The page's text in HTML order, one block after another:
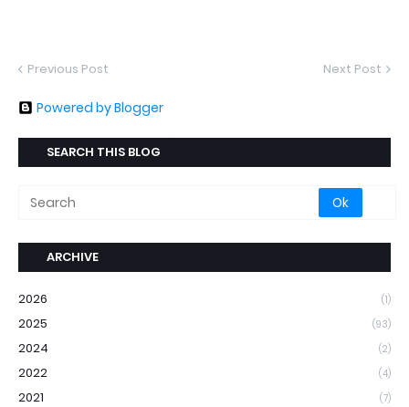
Previous Post Next Post
Powered by Blogger
SEARCH THIS BLOG
ARCHIVE
2026 (1)
2025 (93)
2024 (2)
2022 (4)
2021 (7)